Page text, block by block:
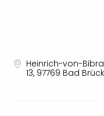
Heinrich-von-
13, 97769 Bad